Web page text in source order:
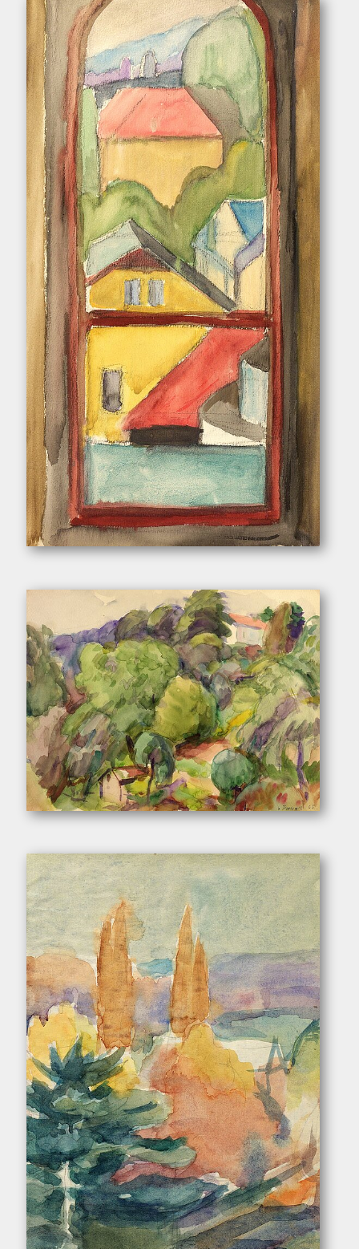
Pukall, Egon. – „Fensterblick in Loschwitz”
Pukall, Egon. – „Loschwitzer Elbhang”